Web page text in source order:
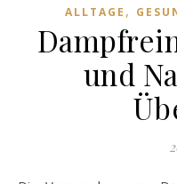
ALLTAGE ,
und